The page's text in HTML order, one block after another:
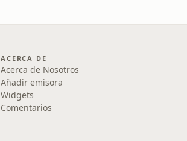
ACERCA DE
Acerca de Nosotros
Añadir emisora
Widgets
Comentarios